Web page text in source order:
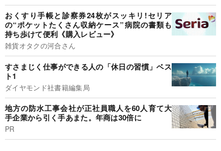
おくすり手帳と診察券24枚がスッキリ!セリア
の“ポケットたくさん収納ケース”病院の書類も
持ち歩けて便利《購入レビュー》
雑貨オタクの河合さん
すさまじく仕事ができる人の「休日の習慣」ベス
ト1
ダイヤモンド社書籍編集局
地方の防水工事会社が正社員職人を60人育て大
手企業から引く手あまた。年商は30倍に
PR